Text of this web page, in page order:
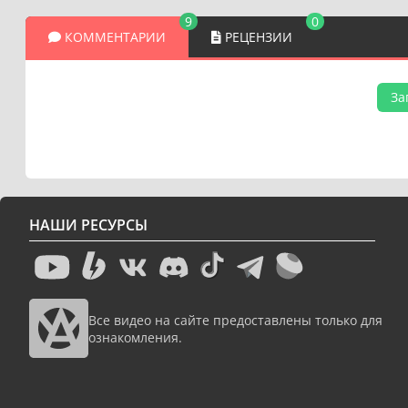
КОММЕНТАРИИ
9
РЕЦЕНЗИИ
0
НАШИ РЕСУРСЫ
Все видео на сайте предоставлены только для
ознакомления.